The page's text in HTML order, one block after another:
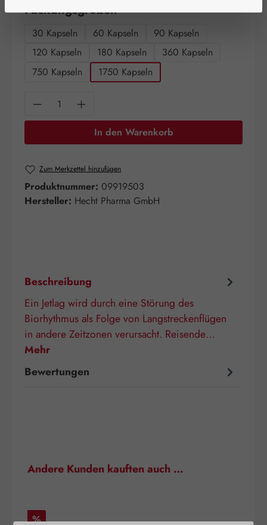
Packungsgrößenauswählen
30 Kapseln 60 Kapseln
90 Kapseln
120 Kapseln
180 Kapseln
360 Kapseln
750 Kapseln
1750 Kapseln
Produkt Anzahl: Gib den gewünschten
In den Warenkorb
Zum Merkzettel hinzufügen
Produktnummer: 09919503
Hersteller: Hecht Pharma GmbH
Beschreibung
Ein Jetlag wird durch eine Störung des
Biorhythmus als Folge von Langstreckenflügen
in andere Zeitzonen verursacht. Reisende…
Mehr
Bewertungen
Produktgalerie überspringen
Andere Kunden kauften auch …
Rabatt
%